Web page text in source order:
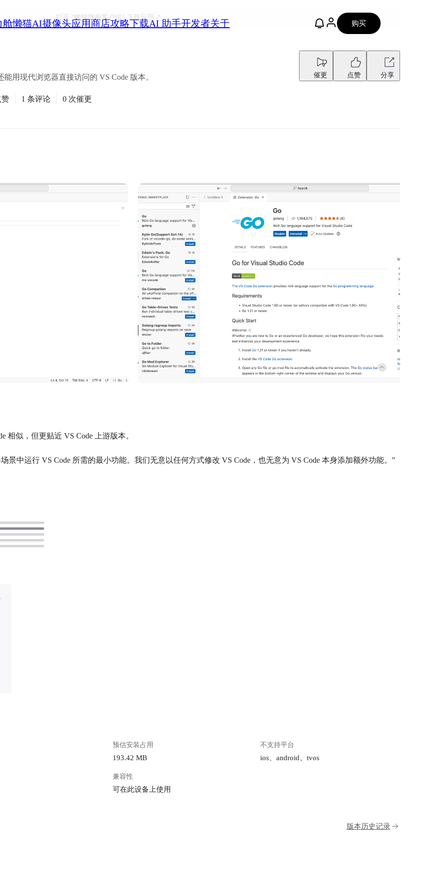
舱懒猫AI摄像头应用商店攻略下载AI 助手开发者关于 购买
打开 “懒猫微服客户端”下载应用
用现代浏览器直接访问的 VS Code 版本。 催更 点赞 分享
赞 1 条评论 0 次催更
相似，但更贴近 VS Code 上游版本。
景中运行 VS Code 所需的最小功能。我们无意以任何方式修改 VS Code，也无意为 VS Code 本身添加额外功能。”
预估安装占用
193.42 MB
不支持平台
ios、android、tvos
兼容性
可在此设备上使用
版本历史记录